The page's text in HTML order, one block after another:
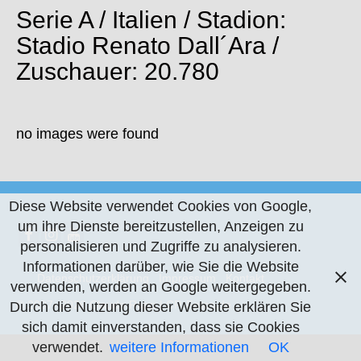
Serie A / Italien / Stadion:
Stadio Renato Dall´Ara /
Zuschauer: 20.780
no images were found
Datenschutzerklärung Impressum Kontakt
© 2007- 2026 Claude Rapp | CR-Fotos.de
Diese Website verwendet Cookies von Google,
um ihre Dienste bereitzustellen, Anzeigen zu
personalisieren und Zugriffe zu analysieren.
Informationen darüber, wie Sie die Website
verwenden, werden an Google weitergegeben.
Durch die Nutzung dieser Website erklären Sie
sich damit einverstanden, dass sie Cookies
verwendet. weitere Informationen OK